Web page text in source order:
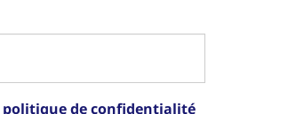
politique de confidentialité